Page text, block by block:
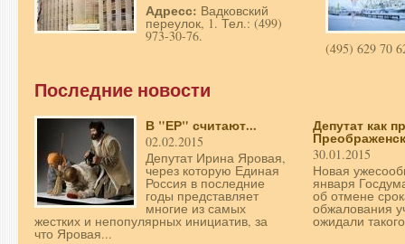
Адресс: Вадковский
переулок, 1. Тел.: (499)
973-30-76.
(495) 629 70
Последние новости
В "ЕР" считают...
02.02.2015
Депутат Ирина Яровая,
через которую Единая
Россия в последние
годы представляет
многие из самых
жестких и непопулярных инициатив, за
что Яровая...
Депутат как
30.01.2015
Новая
января
об отмене
обжалования
ожидали